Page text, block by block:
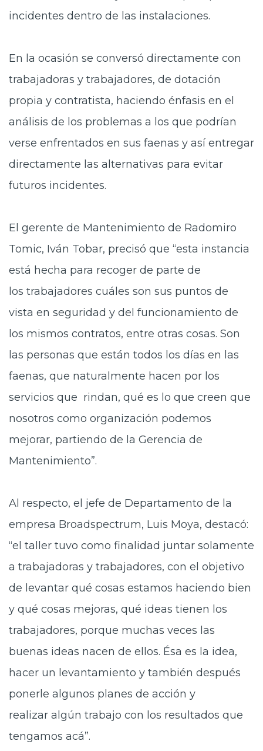
incidentes dentro de las instalaciones.
En la ocasión se conversó directamente con
trabajadoras y trabajadores, de dotación
propia y contratista, haciendo énfasis en el
análisis de los problemas a los que podrían
verse enfrentados en sus faenas y así entregar
directamente las alternativas para evitar
futuros incidentes.
El gerente de Mantenimiento de Radomiro
Tomic, Iván Tobar, precisó que “esta instancia
está hecha para recoger de parte de
los trabajadores cuáles son sus puntos de
vista en seguridad y del funcionamiento de
los mismos contratos, entre otras cosas. Son
las personas que están todos los días en las
faenas, que naturalmente hacen por los
servicios que rindan, qué es lo que creen que
nosotros como organización podemos
mejorar, partiendo de la Gerencia de
Mantenimiento”.
Al respecto, el jefe de Departamento de la
empresa Broadspectrum, Luis Moya, destacó:
“el taller tuvo como finalidad juntar solamente
a trabajadoras y trabajadores, con el objetivo
de levantar qué cosas estamos haciendo bien
y qué cosas mejoras, qué ideas tienen los
trabajadores, porque muchas veces las
buenas ideas nacen de ellos. Ésa es la idea,
hacer un levantamiento y también después
ponerle algunos planes de acción y
realizar algún trabajo con los resultados que
tengamos acá”.